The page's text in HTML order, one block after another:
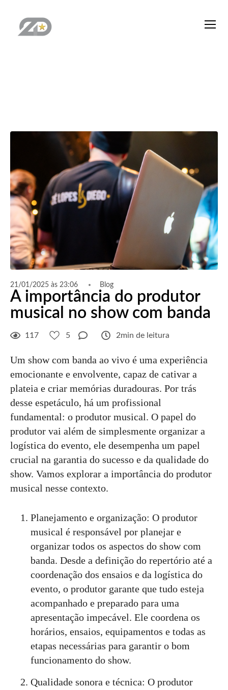
21/01/2025 às 23:06 Blog
A importância do produtor
musical no show com banda
117 5 2min de leitura
Um show com banda ao vivo é uma experiência
emocionante e envolvente, capaz de cativar a
plateia e criar memórias duradouras. Por trás
desse espetáculo, há um profissional
fundamental: o produtor musical. O papel do
produtor vai além de simplesmente organizar a
logística do evento, ele desempenha um papel
crucial na garantia do sucesso e da qualidade do
show. Vamos explorar a importância do produtor
musical nesse contexto.
Planejamento e organização: O produtor
musical é responsável por planejar e
organizar todos os aspectos do show com
banda. Desde a definição do repertório até a
coordenação dos ensaios e da logística do
evento, o produtor garante que tudo esteja
acompanhado e preparado para uma
apresentação impecável. Ele coordena os
horários, ensaios, equipamentos e todas as
etapas necessárias para garantir o bom
funcionamento do show.
Qualidade sonora e técnica: O produtor